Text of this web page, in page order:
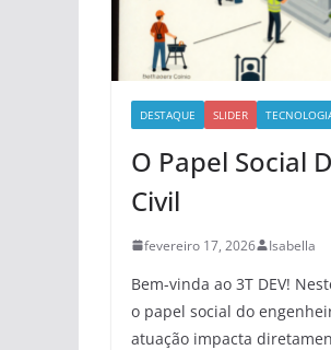
DESTAQUE SLIDER
O Papel Social
Civil
fevereiro 17, 2026 Isabella
Bem-vinda ao 3T DEV!
o papel social do
atuação impacta